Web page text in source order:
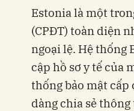
Estonia là một
(CPĐT) toàn diện
ngoại lệ. Hệ thống
cập hồ sơ y tế của
thống bảo mật cấp
dàng chia sẻ